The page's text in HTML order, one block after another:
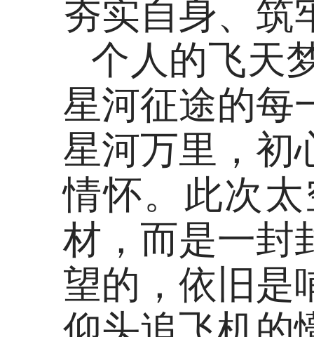
夯实自身、筑
个人的飞天
星河征途的每
星河万里，初
情怀。此次
材，而是一封
望的，依旧
仰头追飞机的